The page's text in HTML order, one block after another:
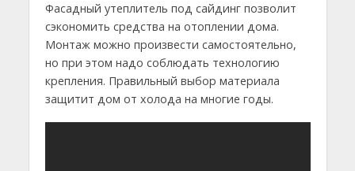
Фасадный утеплитель под сайдинг позволит
сэкономить средства на отоплении дома.
Монтаж можно произвести самостоятельно,
но при этом надо соблюдать технологию
крепления. Правильный выбор материала
защитит дом от холода на многие годы.